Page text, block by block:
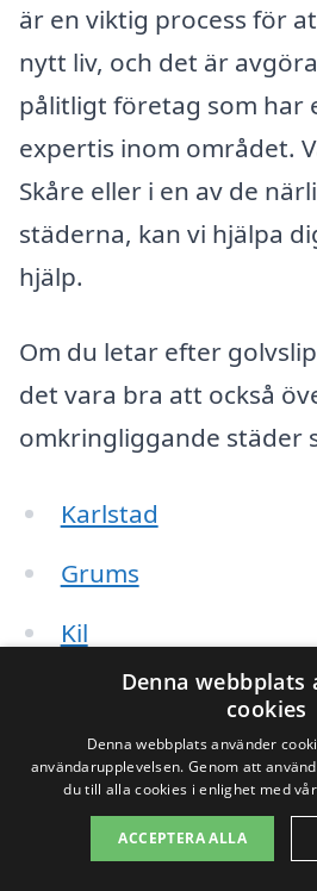
är en viktig process för
nytt liv, och det är
pålitligt företag som har
expertis inom området.
Skåre eller i en av de
städerna, kan vi hjälpa
hjälp.
Om du letar efter
det vara bra att också
omkringliggande städer
Karlstad
Grums
Kil
Hagfors
Munkfors
Forshaga
Deje
Denna webbplats
cookies
Denna webbplats använder
användarupplevelsen. Genom att
du till alla cookies i enlighet med
ACCEPTERA ALLA